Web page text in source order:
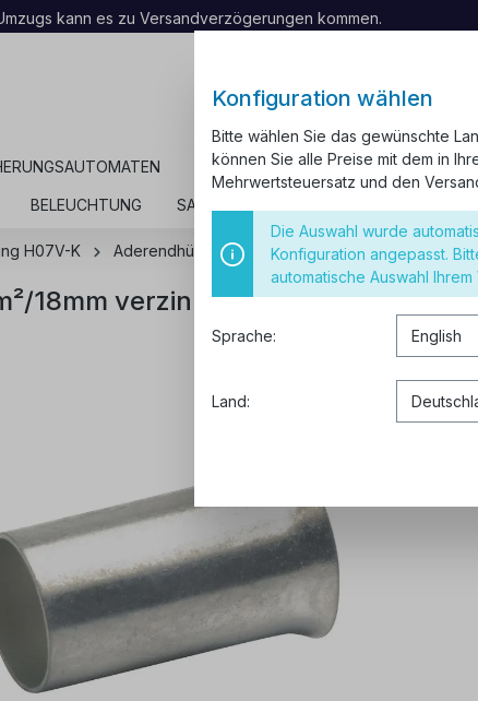
kann es zu Versandverzögerungen kommen.
KABELKANAL
BELEUCHTUNG SALE RESTPOSTEN
H07V-K Aderendhülsen
18mm verzinnt 10 Stück
Konfiguration wählen
Bitte wählen Sie das gewünschte
können Sie alle Preise mit dem in
Mehrwertsteuersatz und den
Die Auswahl wurde
Konfiguration angepasst.
automatische Auswahl
Sprache:
Land: